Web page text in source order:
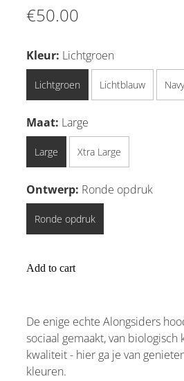
€50.00
Kleur: Lichtgroen
Lichtgroen Lichtblauw Navy
Maat: Large
Large Xtra Large
Ontwerp: Ronde opdruk
Ronde opdruk
Add to cart
De enige echte Alongsiders
sociaal gemaakt, van biologisch
kwaliteit - hier ga je van
kleuren.